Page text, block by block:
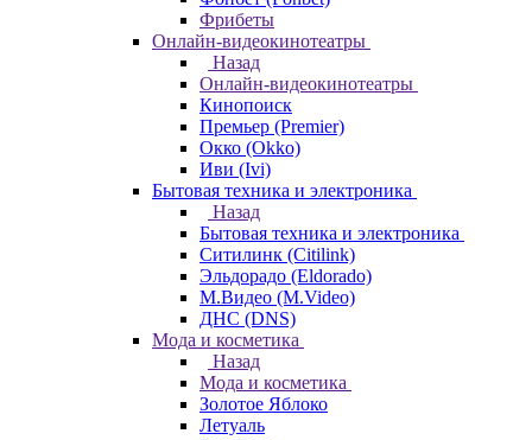
Фрибеты
Онлайн-видеокинотеатры
Назад
Онлайн-видеокинотеатры
Кинопоиск
Премьер (Premier)
Окко (Okko)
Иви (Ivi)
Бытовая техника и электроника
Назад
Бытовая техника и электроника
Ситилинк (Citilink)
Эльдорадо (Eldorado)
М.Видео (M.Video)
ДНС (DNS)
Мода и косметика
Назад
Мода и косметика
Золотое Яблоко
Летуаль